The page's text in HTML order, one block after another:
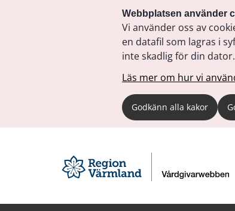
Webbplatsen använder
Vi använder oss av
en datafil som lagras i
inte skadlig för din dator.
Läs mer om hur vi
Godkänn alla kakor